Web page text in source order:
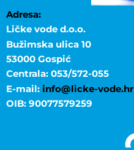
Adresa:
Ličke vode d.o.o.
Bužimska ulica 10
53000 Gospić
Centrala: 053/572-055
E-mail: info@licke-vode.hr
OIB: 90077579259